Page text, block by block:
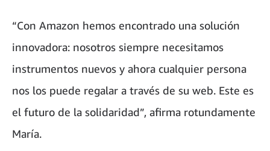
“Con Amazon hemos encontrado una solución
innovadora: nosotros siempre necesitamos
instrumentos nuevos y ahora cualquier persona
nos los puede regalar a través de su web. Este es
el futuro de la solidaridad”, afirma rotundamente
María.